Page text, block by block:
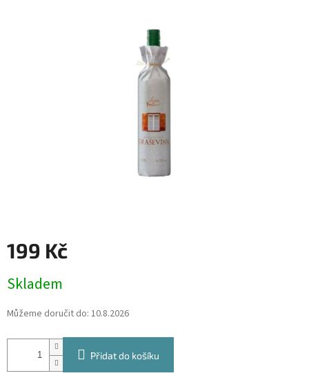
199 Kč
cena:
Skladem
Můžeme doručit do: 10.8.2026
Přidat do košíku